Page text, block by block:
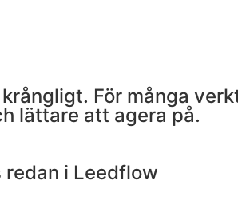
För många
lättare att agera på.
redan i Leedflow